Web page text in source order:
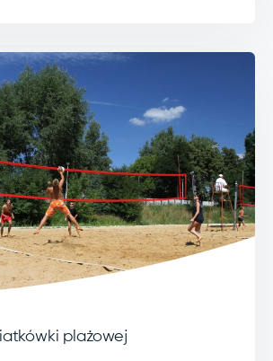
plażowej